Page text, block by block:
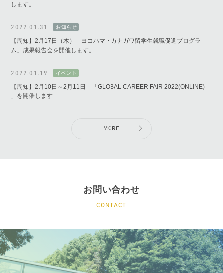
します。
2022.01.31
【周知】2月17日（木）「ヨコハマ・カナガワ留学生就職促進プログラ
ム」成果報告会を開催します。
2022.01.19
【周知】2月10日～2月11日 「GLOBAL CAREER FAIR 2022(ONLINE)
」を開催します
MORE
お問い合わせ
CONTACT